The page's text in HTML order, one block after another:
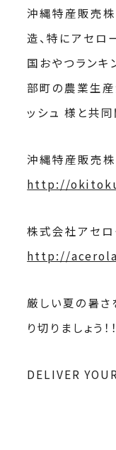
沖縄特産販売
造、特にアセロ
国おやつランキ
部町の農業生
ッシュ 様と共同
沖縄特産販売
http://
株式会社アセロ
http://
厳しい夏の暑さ
り切りましょう！！
DELIVER